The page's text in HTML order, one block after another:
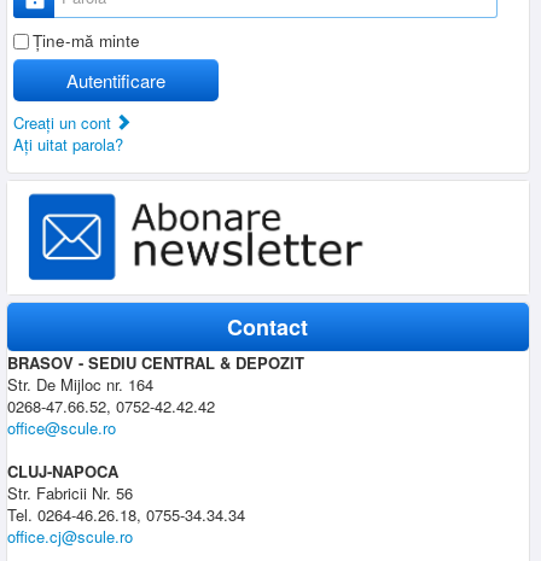
Ţine-mă minte
Autentificare
Creaţi un cont
Aţi uitat parola?
Contact
BRASOV - SEDIU CENTRAL & DEPOZIT
Str. De Mijloc nr. 164
0268-47.66.52, 0752-42.42.42
office@scule.ro
CLUJ-NAPOCA
Str. Fabricii Nr. 56
Tel. 0264-46.26.18, 0755-34.34.34
office.cj@scule.ro